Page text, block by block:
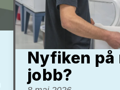
Nyfiken
jobb?